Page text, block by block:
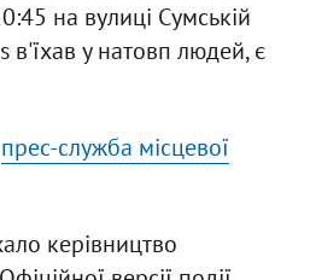
на вулиці Сумській
у натовп людей, є
прес-служба місцевої
керівництво